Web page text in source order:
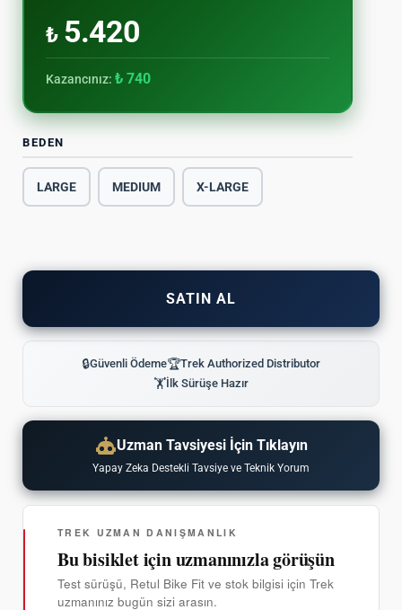
₺5.420
Kazancınız: ₺ 740
BEDEN
LARGE MEDIUM X-LARGE
SATIN AL
🔒Güvenli Ödeme🏆Trek Authorized Distributor
🏋İlk Sürüşe Hazır
Uzman Tavsiyesi İçin Tıklayın
Yapay Zeka Destekli Tavsiye ve Teknik Yorum
TREK UZMAN DANIŞMANLIK
Bu bisiklet için uzmanınızla görüşün
Test sürüşü, Retul Bike Fit ve stok bilgisi için Trek
uzmanınız bugün sizi arasın.